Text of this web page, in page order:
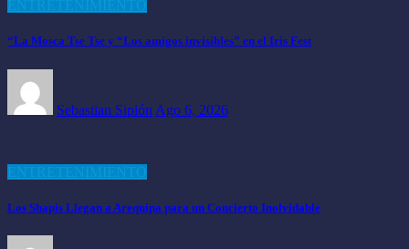
“La Mosca Tse Tse y “Los amigos invisibles” en el Iris Fest
Sebastian Sipión Ago 6, 2026
Los Shapis Llegan a Arequipa para un Concierto Inolvidable